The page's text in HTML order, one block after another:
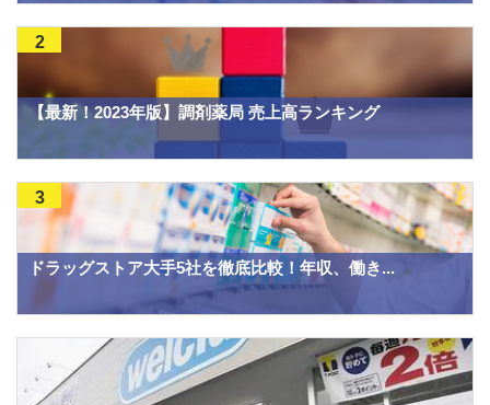
【最新！2023年版】調剤薬局 売上高ランキング
2
ドラッグストア大手5社を徹底比較！年収、働き...
3